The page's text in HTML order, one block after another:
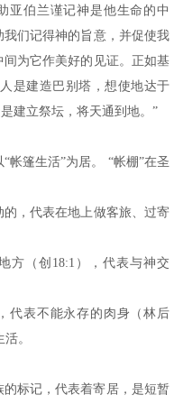
亚伯兰谨记神是他生命的中
们记得神的旨意，并促使我
为它作美好的见证。正如基
是建造巴别塔，想使地达于
建立祭坛，将天通到地。”
帐篷生活”为居。 “帐棚”在圣
，代表在地上做客旅、过寄
方（创18:1），代表与神交
代表不能永存的肉身（林后
。
的标记，代表着寄居，是短暂